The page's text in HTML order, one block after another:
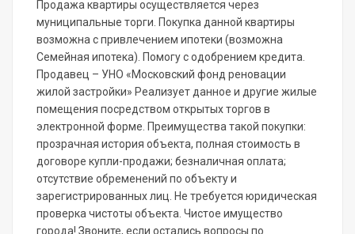
Продажа квартиры осуществляется через
муниципальные торги. Покупка данной квартиры
возможна с привлечением ипотеки (возможна
Семейная ипотека). Помогу с одобрением кредита.
Продавец – УНО «Московский фонд реновации
жилой застройки» Реализует данное и другие жилые
помещения посредством открытых торгов в
электронной форме. Преимущества такой покупки:
прозрачная история объекта, полная стоимость в
договоре купли-продажи; безналичная оплата;
отсутствие обременений по объекту и
зарегистрированных лиц. Не требуется юридическая
проверка чистоты объекта. Чистое имущество
города! Звоните, если остались вопросы по